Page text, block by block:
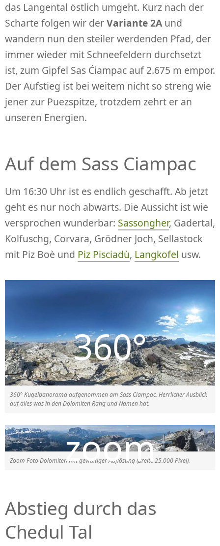
das Langental östlich umgeht. Kurz nach der
Scharte folgen wir derVariante 2Aund
wandern nun den steiler werdenden Pfad, der
immer wieder mit Schneefeldern durchsetzt
ist, zum Gipfel Sas Ćiampac auf 2.675 m empor.
Der Aufstieg ist bei weitem nicht so streng wie
jener zur Puezspitze, trotzdem zehrt er an
unseren Energien.
Auf dem Sass Ciampac
Um 16:30 Uhr ist es endlich geschafft. Ab jetzt
geht es nur noch abwärts. Die Aussicht ist wie
versprochen wunderbar: Sassongher, Gadertal,
Kolfuschg, Corvara, Grödner Joch, Sellastock
mit Piz Boè und Piz Pisciadù, Langkofel usw.
360° Kugelpanorama aufgenommen am Sass Ciampac. Herrlicher Ausblick
auf alles was in den Dolomiten Rang und Namen hat.
Zoom Foto Dolomiten mit gewaltiger Auflösung (Breite 25.000 Pixel).
Abstieg durch das
Chedul Tal